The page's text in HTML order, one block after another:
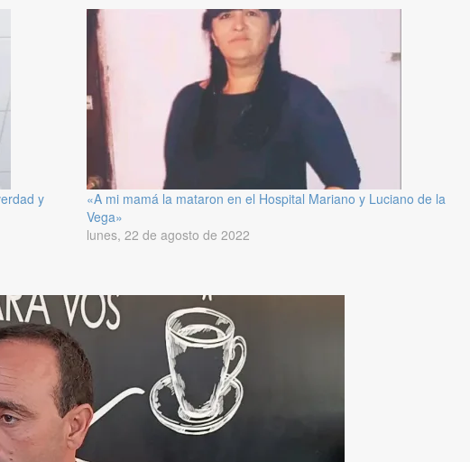
y
«A mi mamá la mataron en el Hospital Mariano y Luciano de la
Vega»
lunes, 22 de agosto de 2022